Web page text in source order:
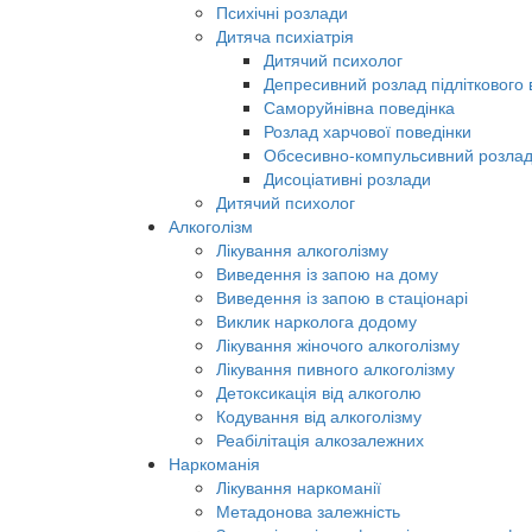
Психічні розлади
Дитяча психіатрія
Дитячий психолог
Депресивний розлад підліткового
Саморуйнівна поведінка
Розлад харчової поведінки
Обсесивно-компульсивний розлад
Дисоціативні розлади
Дитячий психолог
Алкоголізм
Лікування алкоголізму
Виведення із запою на дому
Виведення із запою в стаціонарі
Виклик нарколога додому
Лікування жіночого алкоголізму
Лікування пивного алкоголізму
Детоксикація від алкоголю
Кодування від алкоголізму
Реабілітація алкозалежних
Наркоманія
Лікування наркоманії
Метадонова залежність